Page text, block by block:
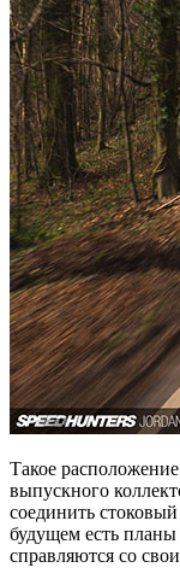
Такое
выпускного
соединить
будущем есть
справляются со